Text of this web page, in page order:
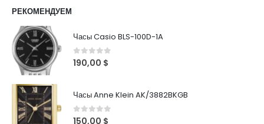
РЕКОМЕНДУЕМ
Часы Casio BLS-100D-1A
0out of 5
190,00 $
Часы Anne Klein AK/3882BKGB
0out of 5
150,00 $